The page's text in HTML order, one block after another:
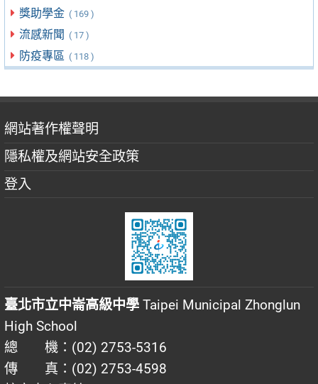
獎助學金 ( 169 )
流感新聞 ( 17 )
防疫專區 ( 118 )
網站著作權聲明
隱私權及網站安全政策
登入
臺北市立中崙高級中學 Taipei Municipal Zhonglun
High School
總 機：(02) 2753-5316
傳 真：(02) 2753-4598